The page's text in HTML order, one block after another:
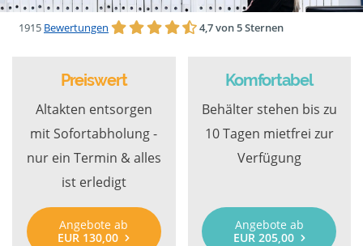
1915 Bewertungen 4,7 von 5 Sternen
Preiswert
Altakten entsorgen
mit Sofortabholung -
nur ein Termin & alles
ist erledigt
Angebote ab
EUR 130,00
Komfortabel
Behälter stehen bis zu
10 Tagen mietfrei zur
Verfügung
Angebote ab
EUR 205,00